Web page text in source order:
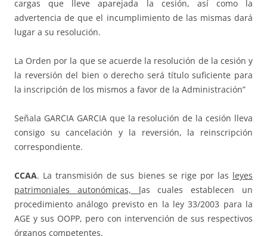
cargas que lleve aparejada la cesión, así como la
advertencia de que el incumplimiento de las mismas dará
lugar a su resolución.
La Orden por la que se acuerde la resolución de la cesión y
la reversión del bien o derecho será título suficiente para
la inscripción de los mismos a favor de la Administración”
Señala GARCIA GARCIA que la resolución de la cesión lleva
consigo su cancelación y la reversión, la reinscripción
correspondiente.
CCAA. La transmisión de sus bienes se rige por las leyes
patrimoniales autonómicas, las cuales establecen un
procedimiento análogo previsto en la ley 33/2003 para la
AGE y sus OOPP, pero con intervención de sus respectivos
órganos competentes.